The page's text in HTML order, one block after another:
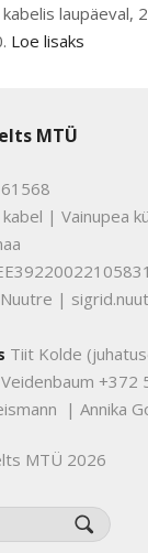
laupäeval,
Loe lisaks
MTÜ
kabel | Vainupea
|
Tiit Kolde
| Annika
MTÜ 2026